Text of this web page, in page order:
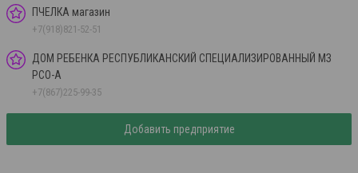
ПЧЕЛКА магазин
+7(918)821-52-51
ДОМ РЕБЕНКА РЕСПУБЛИКАНСКИЙ СПЕЦИАЛИЗИРОВАННЫЙ МЗ
РСО-А
+7(867)225-99-35
Добавить предприятие